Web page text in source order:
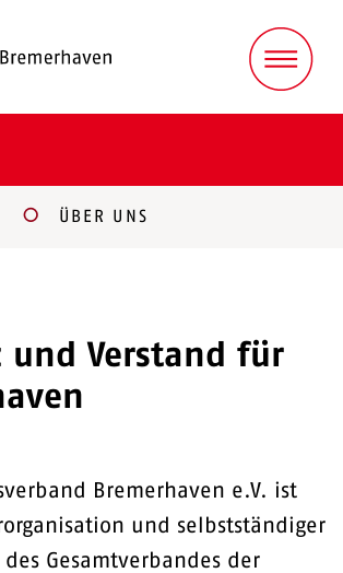
ÜBER UNS
und Verstand für
Bremerhaven e.V. ist
und selbstständiger
Gesamtverbandes der